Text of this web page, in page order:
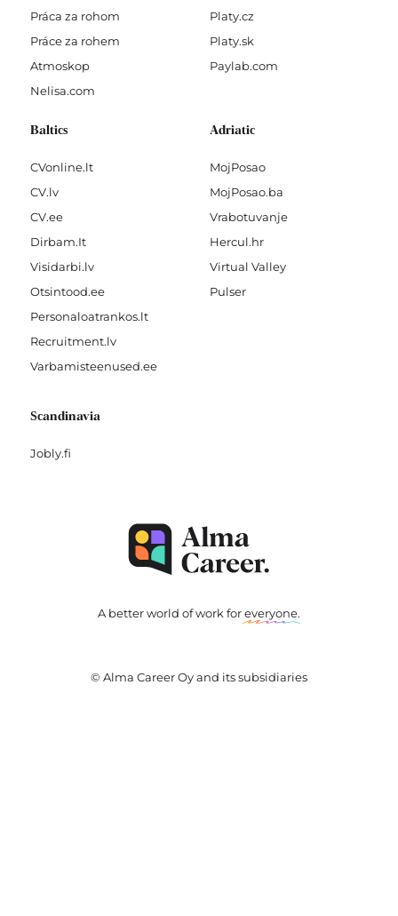
Práca za rohom
Práce za rohem
Atmoskop
Nelisa.com
Platy.cz
Platy.sk
Paylab.com
Baltics
CVonline.lt
CV.lv
CV.ee
Dirbam.It
Visidarbi.lv
Otsintood.ee
Personaloatrankos.lt
Recruitment.lv
Varbamisteenused.ee
Adriatic
MojPosao
MojPosao.ba
Vrabotuvanje
Hercul.hr
Virtual Valley
Pulser
Scandinavia
Jobly.fi
A better world of work foreveryone.
© Alma Career Oy and its subsidiaries